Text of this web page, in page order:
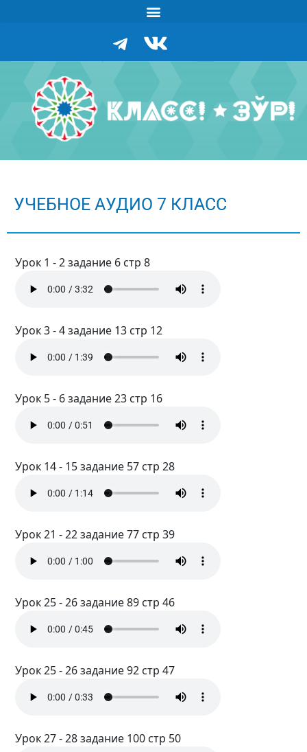
УЧЕБНОЕ АУДИО 7 КЛАСС
Урок 1 - 2 задание 6 стр 8
Урок 3 - 4 задание 13 стр 12
Урок 5 - 6 задание 23 стр 16
Урок 14 - 15 задание 57 стр 28
Урок 21 - 22 задание 77 стр 39
Урок 25 - 26 задание 89 стр 46
Урок 25 - 26 задание 92 стр 47
Урок 27 - 28 задание 100 стр 50